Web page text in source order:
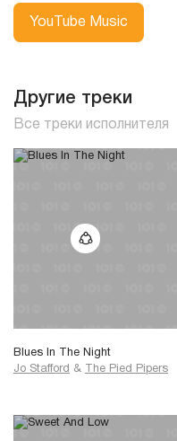
YouTube Music
Другие треки
Все треки исполнителя
Blues In The Night
Jo Stafford & The Pied Pipers